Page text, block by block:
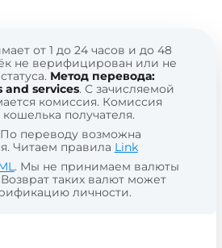
от 1 до 24 часов и до 48
не верифицирован или не
Метод перевода:
and services. С зачисляемой
комиссия. Комиссия
кошелька получателя.
переводу возможна
Читаем правила Link
. Мы не принимаем валюты
таких валют может
личности.